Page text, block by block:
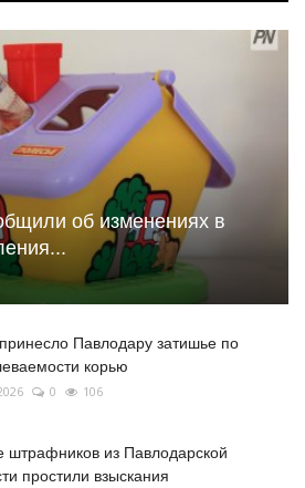
об изменениях в
Павлодару затишье по
корью
0 106
штрафников из Павлодарской
простили взыскания